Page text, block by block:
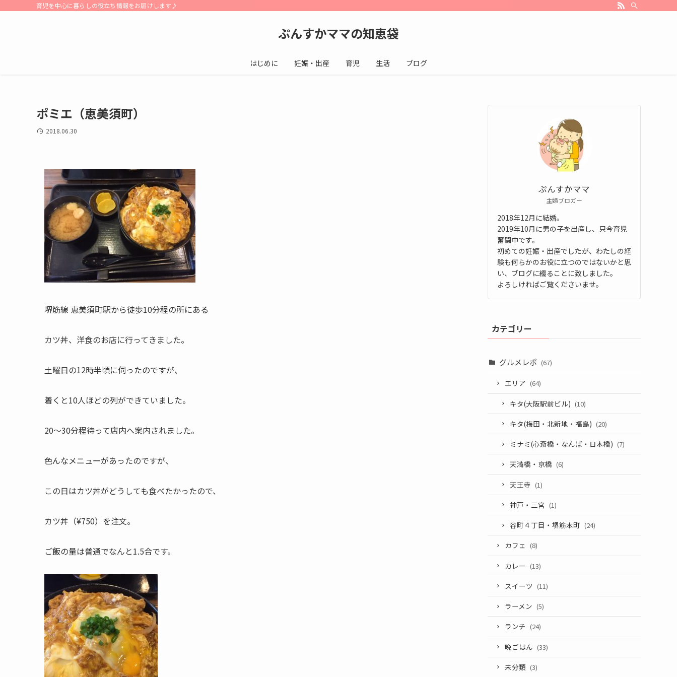
育児を中心に暮らしの役立ち情報をお届けします♪
ぷんすかママの知恵袋
はじめに 妊娠・出産 育児 生活 ブログ
ポミエ（恵美須町）
2018.06.30
堺筋線 恵美須町駅から徒歩10分程の所にある
カツ丼、洋食のお店に行ってきました。
土曜日の12時半頃に伺ったのですが、
着くと10人ほどの列ができていました。
20〜30分程待って店内へ案内されました。
色んなメニューがあったのですが、
この日はカツ丼がどうしても食べたかったので、
カツ丼（¥750）を注文。
ご飯の量は普通でなんと1.5合です。
ぷんすかママ
主婦ブロガー
2018年12月に結婚。
2019年10月に男の子を出産し、只今育児
奮闘中です。
初めての妊娠・出産でしたが、わたしの経
験も何らかのお役に立つのではないかと思
い、ブログに綴ることに致しました。
よろしければご覧くださいませ。
カテゴリー
グルメレポ (67)
エリア (64)
キタ(大阪駅前ビル) (10)
キタ(梅田・北新地・福島) (20)
ミナミ(心斎橋・なんば・日本橋) (7)
天満橋・京橋 (6)
天王寺 (1)
神戸・三宮 (1)
谷町４丁目・堺筋本町 (24)
カフェ (8)
カレー (13)
スイーツ (11)
ラーメン (5)
ランチ (24)
晩ごはん (33)
未分類 (3)